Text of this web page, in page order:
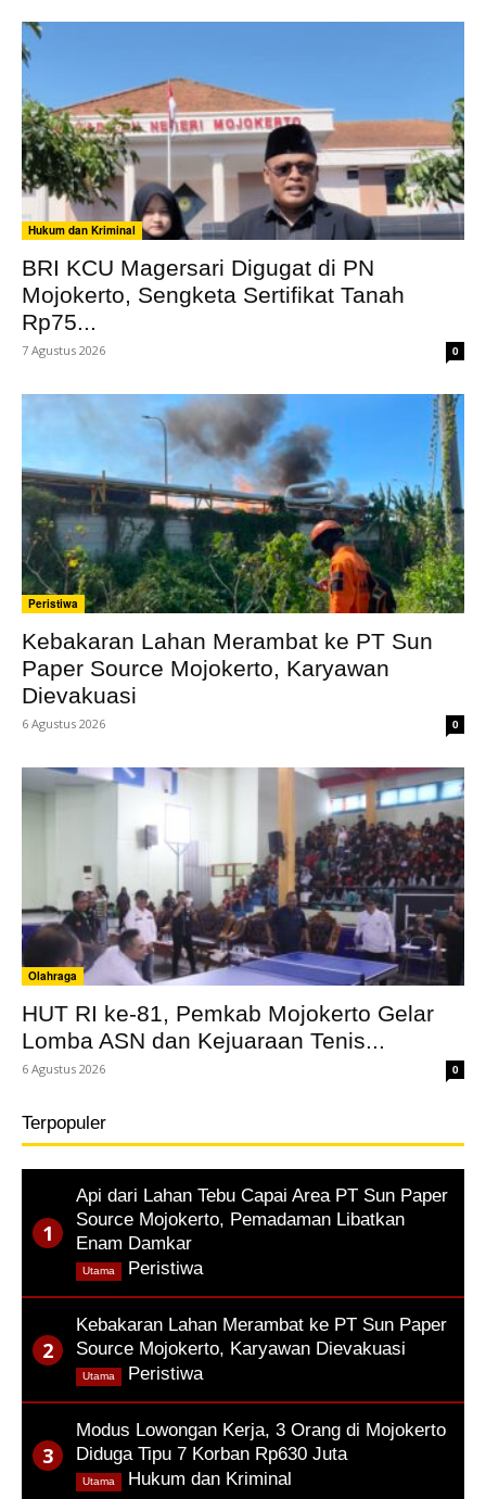
Hukum dan Kriminal
BRI KCU Magersari Digugat di PN
Mojokerto, Sengketa Sertifikat Tanah
Rp75...
7 Agustus 2026 0
Peristiwa
Kebakaran Lahan Merambat ke PT Sun
Paper Source Mojokerto, Karyawan
Dievakuasi
6 Agustus 2026 0
Olahraga
HUT RI ke-81, Pemkab Mojokerto Gelar
Lomba ASN dan Kejuaraan Tenis...
6 Agustus 2026 0
Terpopuler
Api dari Lahan Tebu Capai Area PT Sun Paper
Source Mojokerto, Pemadaman Libatkan
Enam Damkar
Peristiwa,
Utama
Kebakaran Lahan Merambat ke PT Sun Paper
Source Mojokerto, Karyawan Dievakuasi
Peristiwa,
Utama
Modus Lowongan Kerja, 3 Orang di Mojokerto
Diduga Tipu 7 Korban Rp630 Juta
Hukum dan Kriminal
Utama